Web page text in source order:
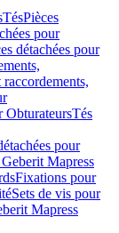
TésPièces
pour
détachées pour
ObturateursTés
pour
Mapress
Fixations pour
Sets de vis pour
Mapress